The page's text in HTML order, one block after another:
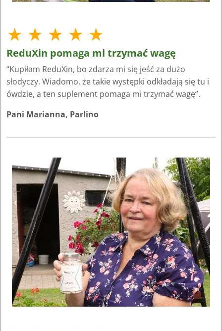
★ ★ ★ ★ ★
ReduXin pomaga mi trzymać wagę
“Kupiłam ReduXin, bo zdarza mi się jeść za dużo
słodyczy. Wiadomo, że takie występki odkładają się tu i
ówdzie, a ten suplement pomaga mi trzymać wagę”.
Pani Marianna, Parlino